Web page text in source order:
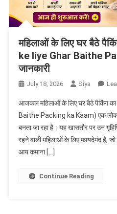
महिलाओं के लिए घर बैठे
ke liye Ghar Baithe
जानकारी
July 18, 2026 Siya
आजकल महिलाओं के लिए घर बैठे पैकिंग
Baithe Packing ka Kaam) एक
बनता जा रहा है। यह खासतौर पर उन
रहने वाली महिलाओं के लिए फायदेमंद है,
आय कमाना […]
Continue Reading